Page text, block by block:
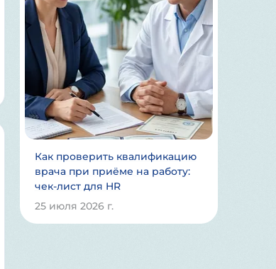
Как проверить квалификацию
врача при приёме на работу:
чек-лист для HR
25 июля 2026 г.